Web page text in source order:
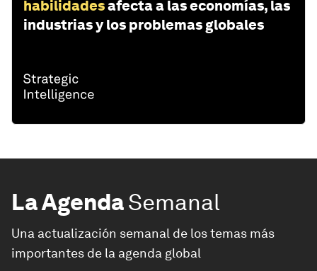
habilidadesafecta a las economías, las
industrias y los problemas globales
La AgendaSemanal
Una actualización semanal de los temas más
importantes de la agenda global